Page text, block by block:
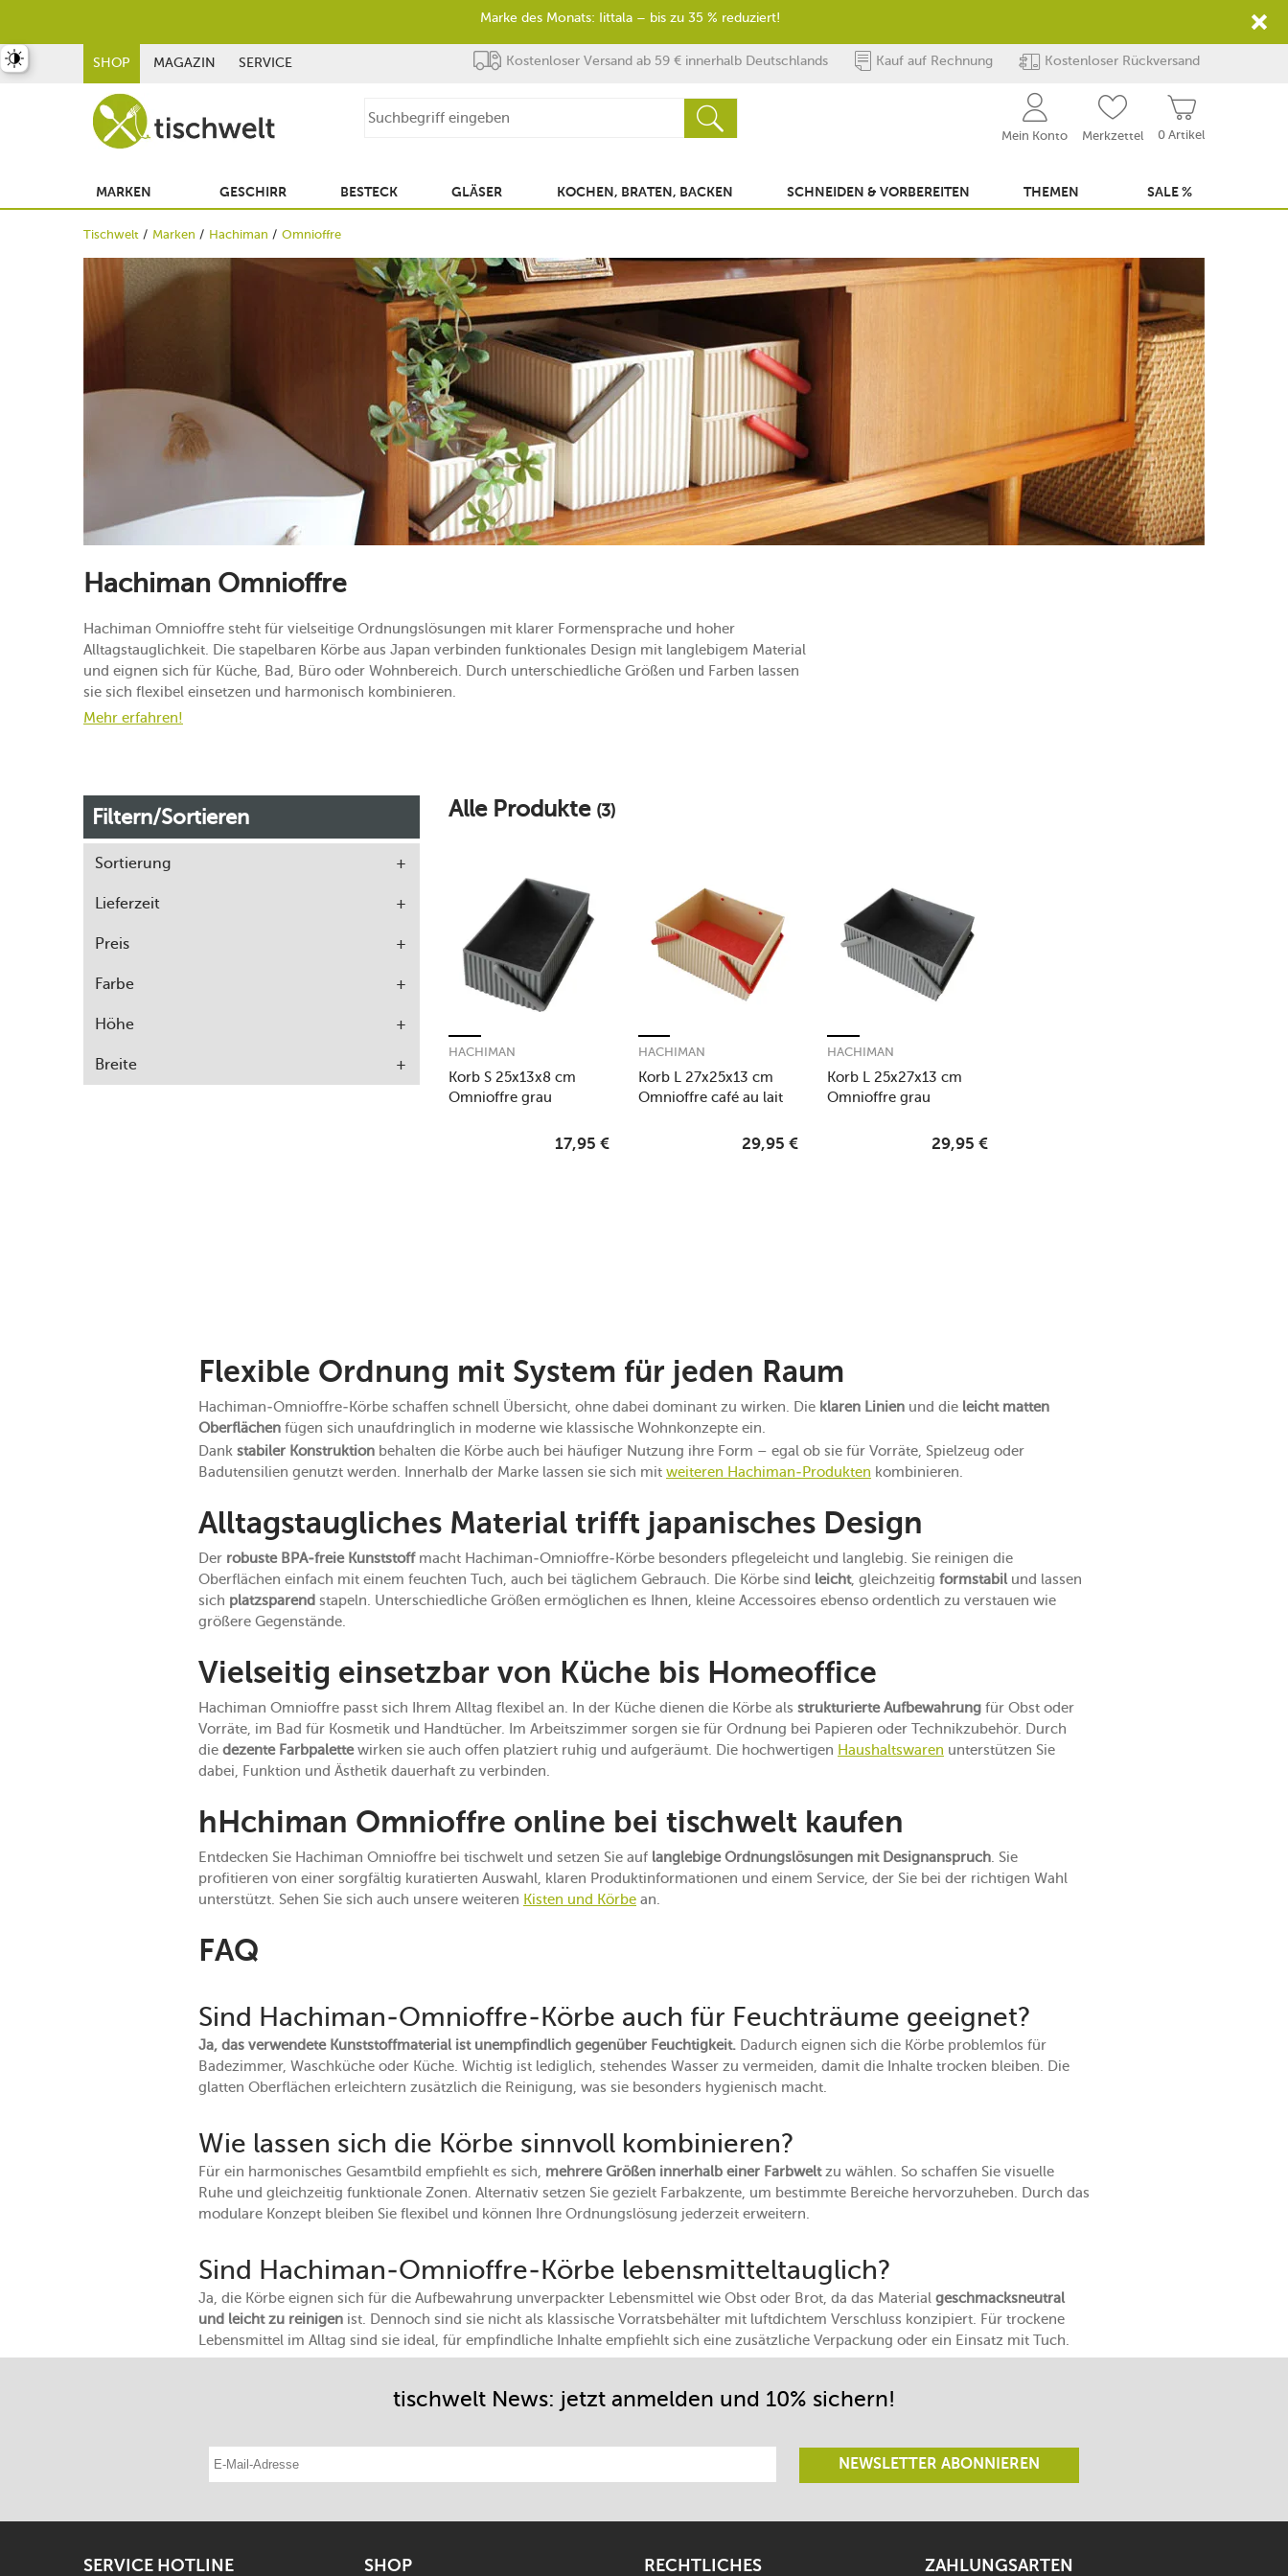
SHOP MAGAZIN SERVICE Kostenloser Versand ab 59 € innerhalb Deutschlands Kauf auf Rechnung Kostenloser Rückversand
0 Artikel
Mein Konto Merkzettel
MARKEN GESCHIRR BESTECK GLÄSER KOCHEN, BRATEN, BACKEN SCHNEIDEN & VORBEREITEN THEMEN SALE %
Tischwelt Marken Hachiman Omnioffre
Hachiman Omnioffre
Hachiman Omnioffre steht für vielseitige Ordnungslösungen mit klarer Formensprache und hoher
Alltagstauglichkeit. Die stapelbaren Körbe aus Japan verbinden funktionales Design mit langlebigem Material
und eignen sich für Küche, Bad, Büro oder Wohnbereich. Durch unterschiedliche Größen und Farben lassen
sie sich flexibel einsetzen und harmonisch kombinieren.
Mehr erfahren!
Filtern/Sortieren
Sortierung
Lieferzeit
Preis
Farbe
Höhe
Breite
Alle Produkte (3)
Korb S 25x13x8 cm
Omnioffre grau
HACHIMAN
17,95 €
Korb L 27x25x13 cm
Omnioffre café au lait
HACHIMAN
29,95 €
Korb L 25x27x13 cm
Omnioffre grau
HACHIMAN
29,95 €
Flexible Ordnung mit System für jeden Raum
Hachiman-Omnioffre-Körbe schaffen schnell Übersicht, ohne dabei dominant zu wirken. Die klaren Linien und die leicht matten
Oberflächen fügen sich unaufdringlich in moderne wie klassische Wohnkonzepte ein.
Dank stabiler Konstruktion behalten die Körbe auch bei häufiger Nutzung ihre Form – egal ob sie für Vorräte, Spielzeug oder
Badutensilien genutzt werden. Innerhalb der Marke lassen sie sich mit weiteren Hachiman-Produkten kombinieren.
Alltagstaugliches Material trifft japanisches Design
Der robuste BPA-freie Kunststoffmacht Hachiman-Omnioffre-Körbe besonders pflegeleicht und langlebig. Sie reinigen die
Oberflächen einfach mit einem feuchten Tuch, auch bei täglichem Gebrauch. Die Körbe sind leicht, gleichzeitig formstabilund lassen
sich platzsparend stapeln. Unterschiedliche Größen ermöglichen es Ihnen, kleine Accessoires ebenso ordentlich zu verstauen wie
größere Gegenstände.
Vielseitig einsetzbar von Küche bis Homeoffice
Hachiman Omnioffre passt sich Ihrem Alltag flexibel an. In der Küche dienen die Körbe als strukturierte Aufbewahrung für Obst oder
Vorräte, im Bad für Kosmetik und Handtücher. Im Arbeitszimmer sorgen sie für Ordnung bei Papieren oder Technikzubehör. Durch
die dezente Farbpalettewirken sie auch offen platziert ruhig und aufgeräumt. Die hochwertigen Haushaltswaren unterstützen Sie
dabei, Funktion und Ästhetik dauerhaft zu verbinden.
hHchiman Omnioffre online bei tischwelt kaufen
Entdecken Sie Hachiman Omnioffre bei tischwelt und setzen Sie auf langlebige Ordnungslösungen mit Designanspruch. Sie
profitieren von einer sorgfältig kuratierten Auswahl, klaren Produktinformationen und einem Service, der Sie bei der richtigen Wahl
unterstützt. Sehen Sie sich auch unsere weiteren Kisten und Körbe an.
FAQ
Sind Hachiman-Omnioffre-Körbe auch für Feuchträume geeignet?
Ja, das verwendete Kunststoffmaterial ist unempfindlich gegenüber Feuchtigkeit. Dadurch eignen sich die Körbe problemlos für
Badezimmer, Waschküche oder Küche. Wichtig ist lediglich, stehendes Wasser zu vermeiden, damit die Inhalte trocken bleiben. Die
glatten Oberflächen erleichtern zusätzlich die Reinigung, was sie besonders hygienisch macht.
Wie lassen sich die Körbe sinnvoll kombinieren?
Für ein harmonisches Gesamtbild empfiehlt es sich, mehrere Größen innerhalb einer Farbweltzu wählen. So schaffen Sie visuelle
Ruhe und gleichzeitig funktionale Zonen. Alternativ setzen Sie gezielt Farbakzente, um bestimmte Bereiche hervorzuheben. Durch das
modulare Konzept bleiben Sie flexibel und können Ihre Ordnungslösung jederzeit erweitern.
Sind Hachiman-Omnioffre-Körbe lebensmitteltauglich?
Ja, die Körbe eignen sich für die Aufbewahrung unverpackter Lebensmittel wie Obst oder Brot, da das Material geschmacksneutral
und leicht zu reinigen ist. Dennoch sind sie nicht als klassische Vorratsbehälter mit luftdichtem Verschluss konzipiert. Für trockene
Lebensmittel im Alltag sind sie ideal, für empfindliche Inhalte empfiehlt sich eine zusätzliche Verpackung oder ein Einsatz mit Tuch.
tischwelt News: jetzt anmelden und 10% sichern!
E-Mail-Adresse eintragen
NEWSLETTER ABONNIEREN
SERVICE HOTLINE SHOP RECHTLICHES ZAHLUNGSARTEN
umschalten
Marke des Monats: Iittala – bis zu 35 % reduziert!